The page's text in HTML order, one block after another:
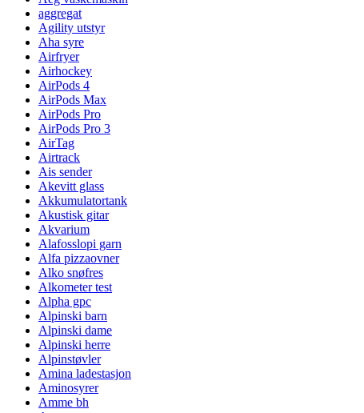
aggregat
Agility utstyr
Aha syre
Airfryer
Airhockey
AirPods 4
AirPods Max
AirPods Pro
AirPods Pro 3
AirTag
Airtrack
Ais sender
Akevitt glass
Akkumulatortank
Akustisk gitar
Akvarium
Alafosslopi garn
Alfa pizzaovner
Alko snøfres
Alkometer test
Alpha gpc
Alpinski barn
Alpinski dame
Alpinski herre
Alpinstøvler
Amina ladestasjon
Aminosyrer
Amme bh